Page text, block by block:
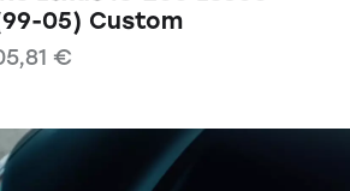
05) Custom
€